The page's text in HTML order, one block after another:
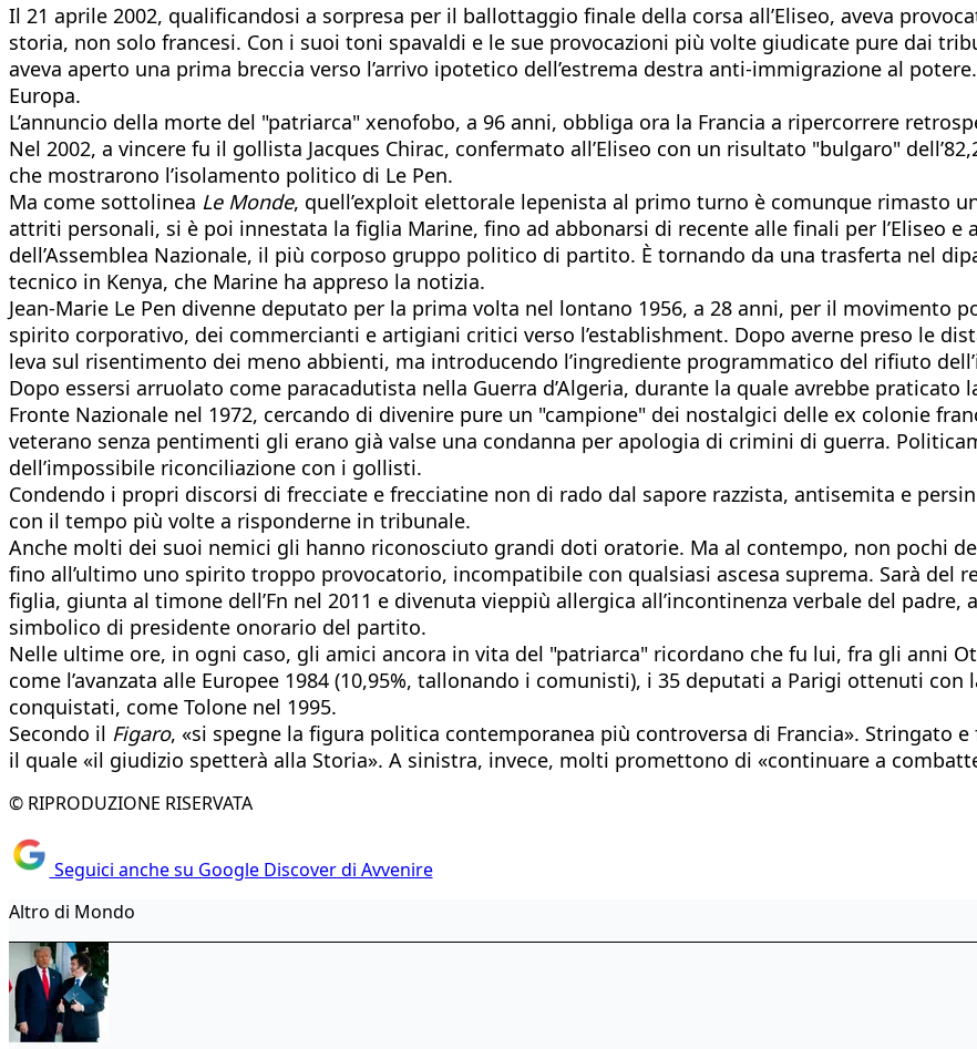
Il 21 aprile 2002, qualificandosi a sorpresa per il ballottaggio finale della corsa all’Eliseo, aveva
storia, non solo francesi. Con i suoi toni spavaldi e le sue provocazioni più volte giudicate pure dai
aveva aperto una prima breccia verso l’arrivo ipotetico dell’estrema destra anti-immigrazione al
Europa.
L’annuncio della morte del "patriarca" xenofobo, a 96 anni, obbliga ora la Francia a ripercorrere
Nel 2002, a vincere fu il gollista Jacques Chirac, confermato all’Eliseo con un risultato "bulgaro"
che mostrarono l’isolamento politico di Le Pen.
Ma come sottolinea Le Monde, quell’exploit elettorale lepenista al primo turno è comunque rimasto
attriti personali, si è poi innestata la figlia Marine, fino ad abbonarsi di recente alle finali per l’Eliseo
dell’Assemblea Nazionale, il più corposo gruppo politico di partito. È tornando da una trasferta nel
tecnico in Kenya, che Marine ha appreso la notizia.
Jean-Marie Le Pen divenne deputato per la prima volta nel lontano 1956, a 28 anni, per il movimento
spirito corporativo, dei commercianti e artigiani critici verso l’establishment. Dopo averne preso le
leva sul risentimento dei meno abbienti, ma introducendo l’ingrediente programmatico del rifiuto
Dopo essersi arruolato come paracadutista nella Guerra d’Algeria, durante la quale avrebbe
Fronte Nazionale nel 1972, cercando di divenire pure un "campione" dei nostalgici delle ex colonie
veterano senza pentimenti gli erano già valse una condanna per apologia di crimini di guerra.
dell’impossibile riconciliazione con i gollisti.
Condendo i propri discorsi di frecciate e frecciatine non di rado dal sapore razzista, antisemita e
con il tempo più volte a risponderne in tribunale.
Anche molti dei suoi nemici gli hanno riconosciuto grandi doti oratorie. Ma al contempo, non pochi
fino all’ultimo uno spirito troppo provocatorio, incompatibile con qualsiasi ascesa suprema. Sarà del
figlia, giunta al timone dell’Fn nel 2011 e divenuta vieppiù allergica all’incontinenza verbale del
simbolico di presidente onorario del partito.
Nelle ultime ore, in ogni caso, gli amici ancora in vita del "patriarca" ricordano che fu lui, fra gli anni
come l’avanzata alle Europee 1984 (10,95%, tallonando i comunisti), i 35 deputati a Parigi ottenuti
conquistati, come Tolone nel 1995.
Secondo il Figaro, «si spegne la figura politica contemporanea più controversa di Francia». Stringato
il quale «il giudizio spetterà alla Storia». A sinistra, invece, molti promettono di «continuare a
© RIPRODUZIONE RISERVATA
Seguici anche su Google Discover di Avvenire
Altro di Mondo